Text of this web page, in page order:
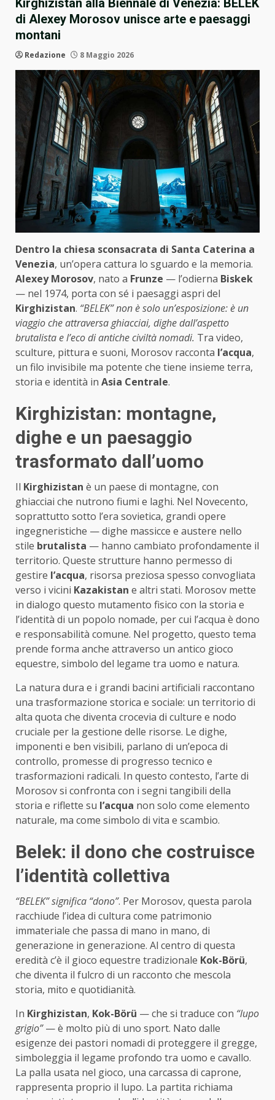
Kirghizistan alla Biennale di Venezia: BELEK
di Alexey Morosov unisce arte e paesaggi
montani
Redazione 8 Maggio 2026
Dentro la chiesa sconsacrata di Santa Caterina a
Venezia, un’opera cattura lo sguardo e la memoria.
Alexey Morosov, nato a Frunze — l’odierna Biskek
— nel 1974, porta con sé i paesaggi aspri del
Kirghizistan. “BELEK” non è solo un’esposizione: è un
viaggio che attraversa ghiacciai, dighe dall’aspetto
brutalista e l’eco di antiche civiltà nomadi. Tra video,
sculture, pittura e suoni, Morosov racconta l’acqua,
un filo invisibile ma potente che tiene insieme terra,
storia e identità in Asia Centrale.
Kirghizistan: montagne,
dighe e un paesaggio
trasformato dall’uomo
Il Kirghizistan è un paese di montagne, con
ghiacciai che nutrono fiumi e laghi. Nel Novecento,
soprattutto sotto l’era sovietica, grandi opere
ingegneristiche — dighe massicce e austere nello
stile brutalista — hanno cambiato profondamente il
territorio. Queste strutture hanno permesso di
gestire l’acqua, risorsa preziosa spesso convogliata
verso i vicini Kazakistan e altri stati. Morosov mette
in dialogo questo mutamento fisico con la storia e
l’identità di un popolo nomade, per cui l’acqua è dono
e responsabilità comune. Nel progetto, questo tema
prende forma anche attraverso un antico gioco
equestre, simbolo del legame tra uomo e natura.
La natura dura e i grandi bacini artificiali raccontano
una trasformazione storica e sociale: un territorio di
alta quota che diventa crocevia di culture e nodo
cruciale per la gestione delle risorse. Le dighe,
imponenti e ben visibili, parlano di un’epoca di
controllo, promesse di progresso tecnico e
trasformazioni radicali. In questo contesto, l’arte di
Morosov si confronta con i segni tangibili della
storia e riflette su l’acqua non solo come elemento
naturale, ma come simbolo di vita e scambio.
Belek: il dono che costruisce
l’identità collettiva
“BELEK” significa “dono”. Per Morosov, questa parola
racchiude l’idea di cultura come patrimonio
immateriale che passa di mano in mano, di
generazione in generazione. Al centro di questa
eredità c’è il gioco equestre tradizionale Kok-Börü,
che diventa il fulcro di un racconto che mescola
storia, mito e quotidianità.
In Kirghizistan, Kok-Börü — che si traduce con “lupo
grigio”— è molto più di uno sport. Nato dalle
esigenze dei pastori nomadi di proteggere il gregge,
simboleggia il legame profondo tra uomo e cavallo.
La palla usata nel gioco, una carcassa di caprone,
rappresenta proprio il lupo. La partita richiama